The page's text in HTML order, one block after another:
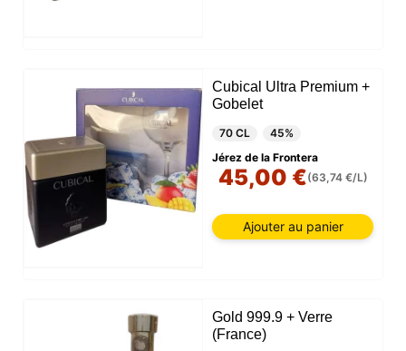
Cubical Ultra Premium +
Gobelet
70 CL
45%
Jérez de la Frontera
45,00 €(63,74 €/L)
Ajouter au panier
Gold 999.9 + Verre
(France)